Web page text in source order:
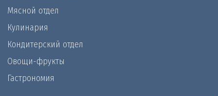
Мясной отдел
Кулинария
Кондитерский отдел
Овощи-фрукты
Гастрономия